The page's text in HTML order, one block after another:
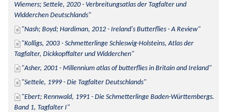
Wiemers; Settele, 2020 - Verbreitungsatlas der Tagfalter und
Widderchen Deutschlands
Nash; Boyd; Hardiman, 2012 - Ireland's Butterflies - A Review
Kolligs, 2003 - Schmetterlinge Schleswig-Holsteins, Atlas der
Tagfalter, Dickkopffalter und Widderchen
Asher, 2001 - Millennium atlas of butterflies in Britain and Ireland
Settele, 1999 - Die Tagfalter Deutschlands
Ebert; Rennwald, 1991 - Die Schmetterlinge Baden-Württembergs.
Band 1, Tagfalter I